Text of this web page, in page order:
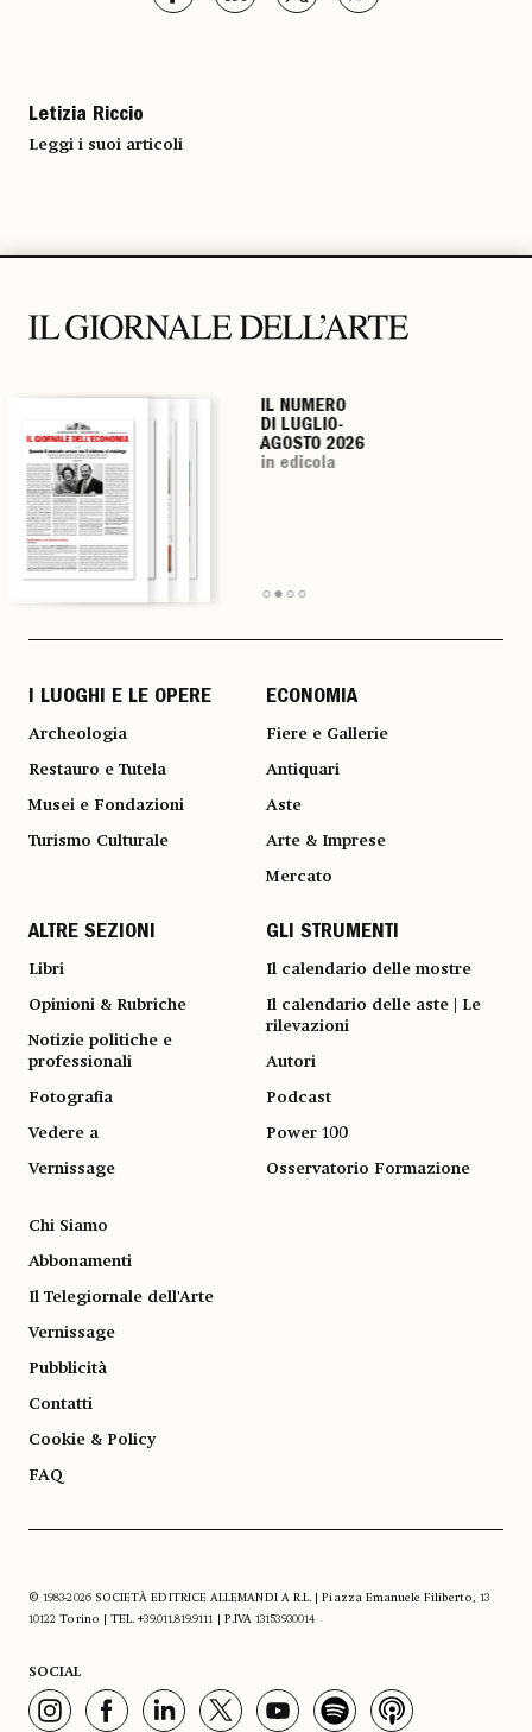
Letizia Riccio
Leggi i suoi articoli
IL NUMERO
DI LUGLIO-
AGOSTO 2026
in edicola
IL NUMERO
DI LUGLIO-
AGOSTO 2026
in edicola
IL NUMERO
DI LUGLIO-
AGOSTO 2026
in edicola
IL NUMERO
DI LUGLIO-
AGOSTO 2026
in edicola
I LUOGHI E LE OPERE
Archeologia
Restauro e Tutela
Musei e Fondazioni
Turismo Culturale
ECONOMIA
Fiere e Gallerie
Antiquari
Aste
Arte & Imprese
Mercato
ALTRE SEZIONI
Libri
Opinioni & Rubriche
Notizie politiche e
professionali
Fotografia
Vedere a
Vernissage
GLI STRUMENTI
Il calendario delle mostre
Il calendario delle aste | Le
rilevazioni
Autori
Podcast
Power 100
Osservatorio Formazione
Chi Siamo
Abbonamenti
Il Telegiornale dell'Arte
Vernissage
Pubblicità
Contatti
Cookie & Policy
FAQ
© 1983-2026 SOCIETÀ EDITRICE ALLEMANDI A R.L. | Piazza Emanuele Filiberto, 13
10122 Torino | TEL. +39.011.819.9111 | P.IVA 13153930014
SOCIAL